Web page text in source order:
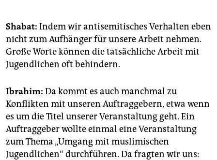
Shabat: Indem wir antisemitisches Verhalten eben
nicht zum Aufhänger für unsere Arbeit nehmen.
Große Worte können die tatsächliche Arbeit mit
Jugendlichen oft behindern.
Ibrahim: Da kommt es auch manchmal zu
Konflikten mit unseren Auftraggebern, etwa wenn
es um die Titel unserer Veranstaltung geht. Ein
Auftraggeber wollte einmal eine Veranstaltung
zum Thema „Umgang mit muslimischen
Jugendlichen“ durchführen. Da fragten wir uns: